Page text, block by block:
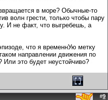
в море? Обычные-то
волн грести, только чтобы пару
И не факт, что выгребешь, а
что я временнУю метку
направлении движения по
Или это будет неустойчиво?
#9